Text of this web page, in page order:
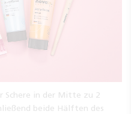
Schere in der Mitte zu 2
beide Hälften des